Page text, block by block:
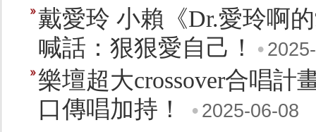
戴愛玲 小賴《Dr.愛玲啊
喊話：狠狠愛自己！
•
樂壇超大crossover合唱計
口傳唱加持！
• 2025-06-08